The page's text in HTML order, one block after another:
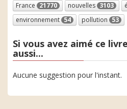
France 21770 nouvelles 3103
environnement 54 pollution 53
Si vous avez aimé ce
aussi...
Aucune suggestion pour l'instant.